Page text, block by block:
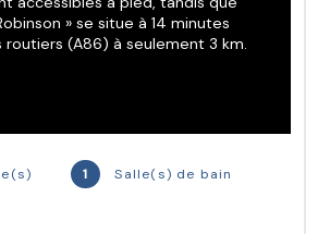
1 Salle(s) de bain
» se situe à 14 minutes
routiers (A86) à seulement 3 km.
paysager central agrémenté
forêt urbaine, ainsi que des
intérieures soignées pour ses 61